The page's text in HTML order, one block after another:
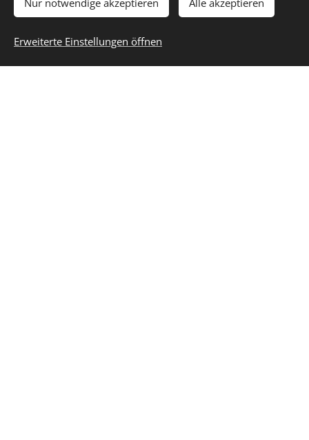
jüngsten Restaurierungen und Studien des
Lokalhistorikers Pierangelo Frigerio, der seine
historische und künstlerische Bedeutung
hervorgehoben hat, wieder ans Licht gekommen.
Nur notwendige akzeptieren Alle akzeptieren
Erweiterte Einstellungen öffnen